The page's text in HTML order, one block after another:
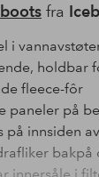
fra
i
holdbar
fleece-fôr
paneler på
på innsiden
bakpå